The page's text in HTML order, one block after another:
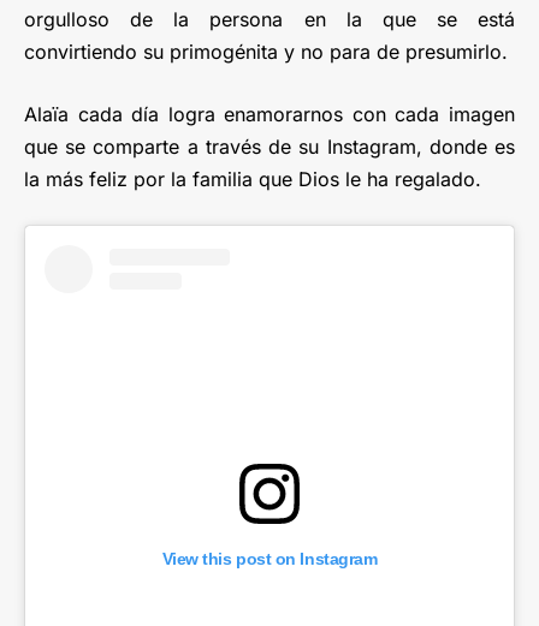
orgulloso de la persona en la que se está
convirtiendo su primogénita y no para de presumirlo.
Alaïa cada día logra enamorarnos con cada imagen
que se comparte a través de su Instagram, donde es
la más feliz por la familia que Dios le ha regalado.
View this post on Instagram